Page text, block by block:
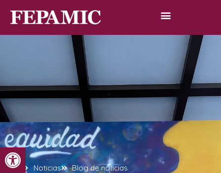
Abrir barra de herramientas
Inicio Noticias
Blog de noticias